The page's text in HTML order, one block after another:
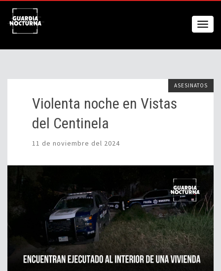
ASESINATOS
Violenta noche en Vistas
del Centinela
11 de noviembre del 2024